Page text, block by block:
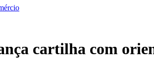
cartilha com